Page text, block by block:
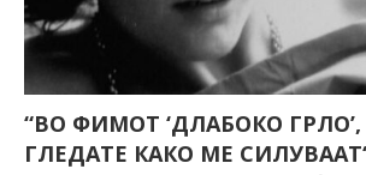
“ВО ФИМОТ ‘ДЛАБОКО
ГЛЕДАТЕ КАКО МЕ